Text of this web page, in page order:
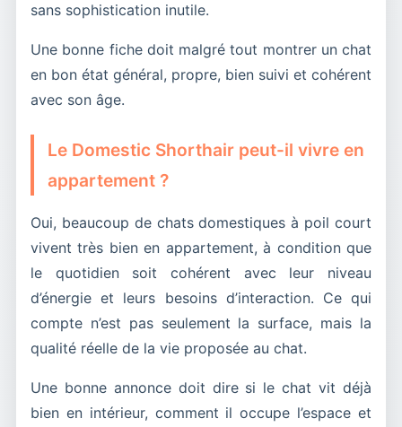
sans sophistication inutile.
Une bonne fiche doit malgré tout montrer un chat
en bon état général, propre, bien suivi et cohérent
avec son âge.
Le Domestic Shorthair peut-il vivre en
appartement ?
Oui, beaucoup de chats domestiques à poil court
vivent très bien en appartement, à condition que
le quotidien soit cohérent avec leur niveau
d’énergie et leurs besoins d’interaction. Ce qui
compte n’est pas seulement la surface, mais la
qualité réelle de la vie proposée au chat.
Une bonne annonce doit dire si le chat vit déjà
bien en intérieur, comment il occupe l’espace et